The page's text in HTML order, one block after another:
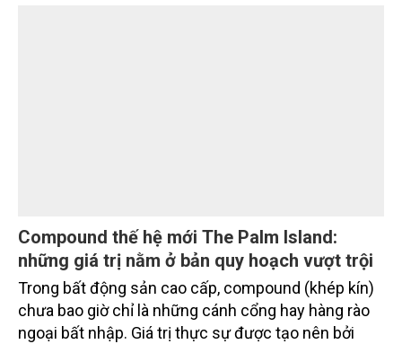
Compound thế hệ mới The Palm Island:
những giá trị nằm ở bản quy hoạch vượt trội
Trong bất động sản cao cấp, compound (khép kín)
chưa bao giờ chỉ là những cánh cổng hay hàng rào
ngoại bất nhập. Giá trị thực sự được tạo nên bởi